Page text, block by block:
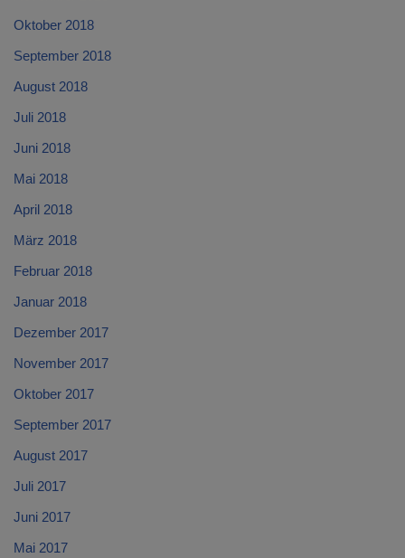
Oktober 2018
September 2018
August 2018
Juli 2018
Juni 2018
Mai 2018
April 2018
März 2018
Februar 2018
Januar 2018
Dezember 2017
November 2017
Oktober 2017
September 2017
August 2017
Juli 2017
Juni 2017
Mai 2017